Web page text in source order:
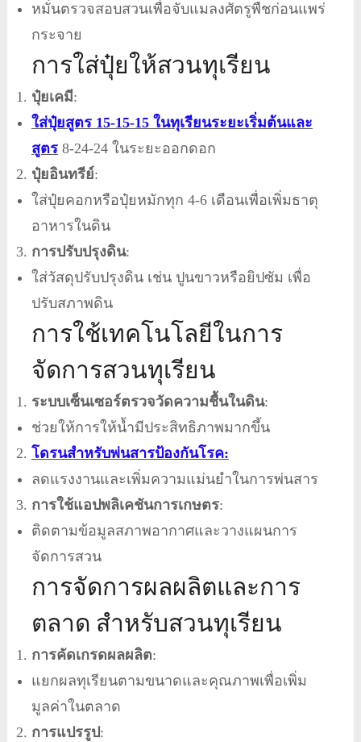
หมั่นตรวจสอบสวนเพื่อจับแมลงศัตรูพืชก่อนแพร่
กระจาย
การใส่ปุ๋ยให้สวนทุเรียน
ปุ๋ยเคมี:
ใส่ปุ๋ยสูตร 15-15-15 ในทุเรียนระยะเริ่มต้นและ
สูตร8-24-24 ในระยะออกดอก
ปุ๋ยอินทรีย์:
ใส่ปุ๋ยคอกหรือปุ๋ยหมักทุก 4-6 เดือนเพื่อเพิ่มธาตุ
อาหารในดิน
การปรับปรุงดิน:
ใส่วัสดุปรับปรุงดิน เช่น ปูนขาวหรือยิปซัม เพื่อ
ปรับสภาพดิน
การใช้เทคโนโลยีในการ
จัดการสวนทุเรียน
ระบบเซ็นเซอร์ตรวจวัดความชื้นในดิน:
ช่วยให้การให้น้ำมีประสิทธิภาพมากขึ้น
โดรนสำหรับพ่นสารป้องกันโรค:
ลดแรงงานและเพิ่มความแม่นยำในการพ่นสาร
การใช้แอปพลิเคชันการเกษตร:
ติดตามข้อมูลสภาพอากาศและวางแผนการ
จัดการสวน
การจัดการผลผลิตและการ
ตลาด สำหรับสวนทุเรียน
การคัดเกรดผลผลิต:
แยกผลทุเรียนตามขนาดและคุณภาพเพื่อเพิ่ม
มูลค่าในตลาด
การแปรรูป: